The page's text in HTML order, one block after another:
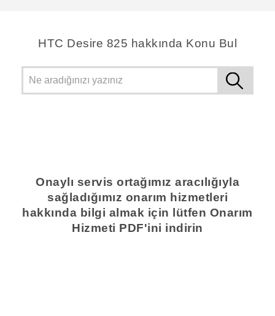
HTC Desire 825 hakkında Konu Bul
Onaylı servis ortağımız aracılığıyla
sağladığımız onarım hizmetleri
hakkında bilgi almak için lütfen Onarım
Hizmeti PDF'ini indirin